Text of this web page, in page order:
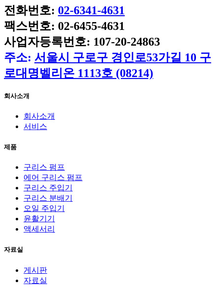
전화번호: 02-6341-4631
팩스번호: 02-6455-4631
사업자등록번호: 107-20-24863
주소: 서울시 구로구 경인로53가길 10 구
로대명벨리온 1113호 (08214)
회사소개
회사소개
서비스
제품
구리스 펌프
에어 구리스 펌프
구리스 주입기
구리스 분배기
오일 주입기
윤활기기
액세서리
자료실
게시판
자료실